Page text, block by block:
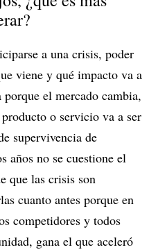
a una crisis, poder
viene y qué impacto va a
el mercado cambia,
o servicio va a ser
supervivencia de
años no se cuestione el
que las crisis son
cuanto antes porque en
competidores y todos
gana el que aceleró